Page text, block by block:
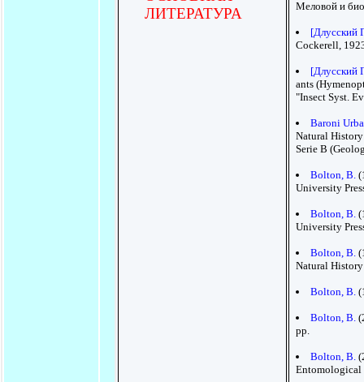
ЛИТЕРАТУРА
Меловой и
[Длусский
Cockerell,
[Длусский
ants
"Insect Syst.
Baroni
Natural
Serie B
Bolton, B.
University
Bolton, B.
University
Bolton, B.
Natural
Bolton, B.
Bolton, B.
pp.
Bolton, B.
Entomological